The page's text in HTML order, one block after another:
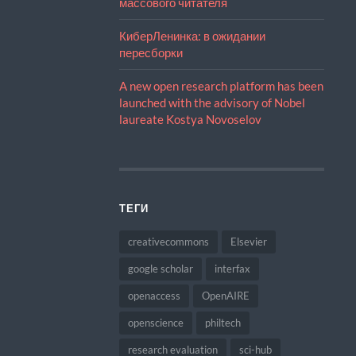
КиберЛенинка: в ожидании
пересборки
A new open research platform has been
launched with the advisory of Nobel
laureate Kostya Novoselov
ТЕГИ
creativecommons Elsevier
google scholar interfax
openaccess OpenAIRE
openscience philtech
research evaluation sci-hub